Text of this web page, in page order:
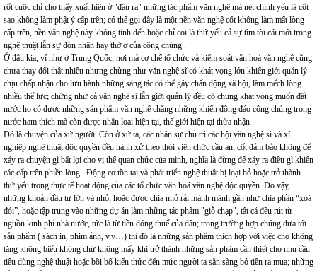
rốt cuộc chỉ cho thấy xuất hiện ở "đầu ra" những tác phẩm văn nghệ mà nét chính yếu là cốt
sao không làm phật ý cấp trên; có thể gọi đây là một nền văn nghệ cốt không làm mất lòng
cấp trên, nền văn nghệ này không tính đến hoặc chỉ coi là thứ yếu cả sự tìm tòi cái mới trong
nghệ thuật lẫn sự đón nhận hay thờ ơ của công chúng .
Ở đâu kia, ví như ở Trung Quốc, nơi mà cơ chế tổ chức và kiểm soát văn hoá văn nghệ cũng
chưa thay đổi thật nhiều nhưng chừng như văn nghệ sĩ có khát vọng lớn khiến giới quản lý
chịu chấp nhận cho lưu hành những sáng tác có thể gây chấn động xã hội, làm mếch lòng
nhiều thế lực; chừng như cả văn nghệ sĩ lẫn giới quản lý đều có chung khát vọng muốn đất
nước họ có được những sản phẩm văn nghệ chẳng những khiến đông đảo công chúng trong
nước ham thích mà còn được nhân loại hiện tại, thế giới hiện tại thừa nhận .
Đó là chuyện của xứ người. Còn ở xứ ta, các nhân sự chủ trì các hội văn nghệ sĩ và xí
nghiệp nghệ thuật độc quyền đều hành xử theo thói viên chức cầu an, cốt đảm bảo không để
xảy ra chuyện gì bất lợi cho vị thế quan chức của mình, nghĩa là đừng để xảy ra điều gì khiến
các cấp trên phiền lòng . Động cơ tồn tại và phát triển nghệ thuật bị loại bỏ hoặc trở thành
thứ yếu trong thực tế hoạt động của các tổ chức văn hoá văn nghệ độc quyền. Do vậy,
những khoản đầu tư lớn và nhỏ, hoặc được chia nhỏ rải mành mành gần như chia phần “xoá
đói”, hoặc tập trung vào những dự án làm những tác phẩm "giỗ chạp", tất cả đều rút từ
nguồn kinh phí nhà nước, tức là từ tiền đóng thuế của dân; trong trường hợp chúng đưa tới
sản phẩm ( sách in, phim ảnh, v.v…) thì đó là những sản phẩm thích hợp với việc cho không
tặng không biếu không chứ không mấy khi trở thành những sản phẩm cần thiết cho nhu cầu
tiêu dùng nghệ thuật hoặc bồi bổ kiến thức đến mức người ta sẵn sàng bỏ tiền ra mua; những